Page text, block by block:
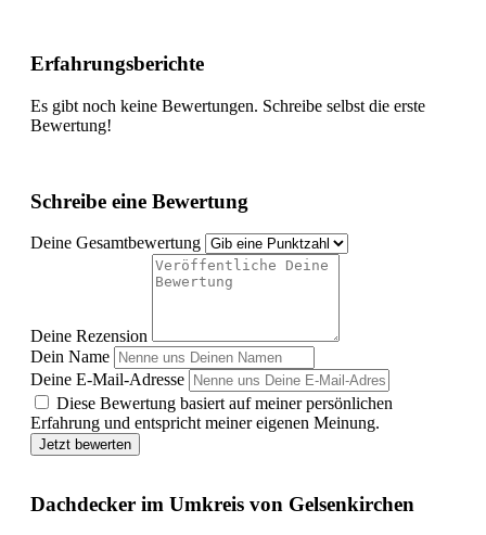
Erfahrungsberichte
Es gibt noch keine Bewertungen. Schreibe selbst die erste
Bewertung!
Schreibe eine Bewertung
Deine Gesamtbewertung
Deine Rezension
Dein Name
Deine E-Mail-Adresse
Diese Bewertung basiert auf meiner persönlichen
Erfahrung und entspricht meiner eigenen Meinung.
Jetzt bewerten
Dachdecker im Umkreis von Gelsenkirchen